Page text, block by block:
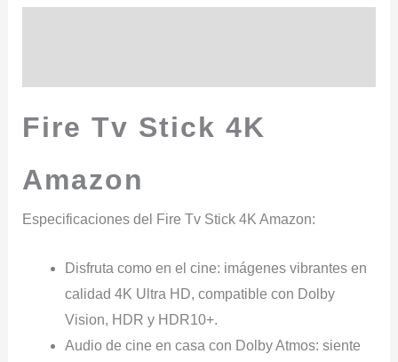
Fire Tv Stick 4K
Amazon
Especificaciones del Fire Tv Stick 4K Amazon:
Disfruta como en el cine: imágenes vibrantes en
calidad 4K Ultra HD, compatible con Dolby
Vision, HDR y HDR10+.
Audio de cine en casa con Dolby Atmos: siente